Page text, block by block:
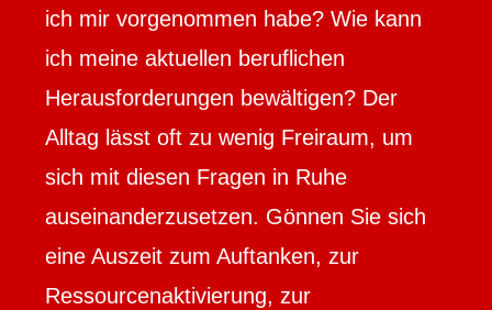
ich mir vorgenommen habe? Wie kann
ich meine aktuellen beruflichen
Herausforderungen bewältigen? Der
Alltag lässt oft zu wenig Freiraum, um
sich mit diesen Fragen in Ruhe
auseinanderzusetzen. Gönnen Sie sich
eine Auszeit zum Auftanken, zur
Ressourcenaktivierung, zur